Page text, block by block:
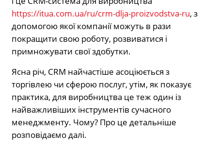
https://itua.com.ua/ru/crm-dlja-proizvodstva-ru, з
допомогою якої компанії можуть в рази
покращити свою роботу, розвиватися і
примножувати свої здобутки.
Ясна річ, CRM найчастіше асоціюється з
торгівлею чи сферою послуг, утім, як показує
практика, для виробництва це теж один із
найважливіших інструментів сучасного
менеджменту. Чому? Про це детальніше
розповідаємо далі.